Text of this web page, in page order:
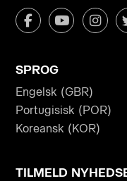
SPROG
Engelsk (GBR)
Portugisisk (POR)
Koreansk (KOR)
TILMELD